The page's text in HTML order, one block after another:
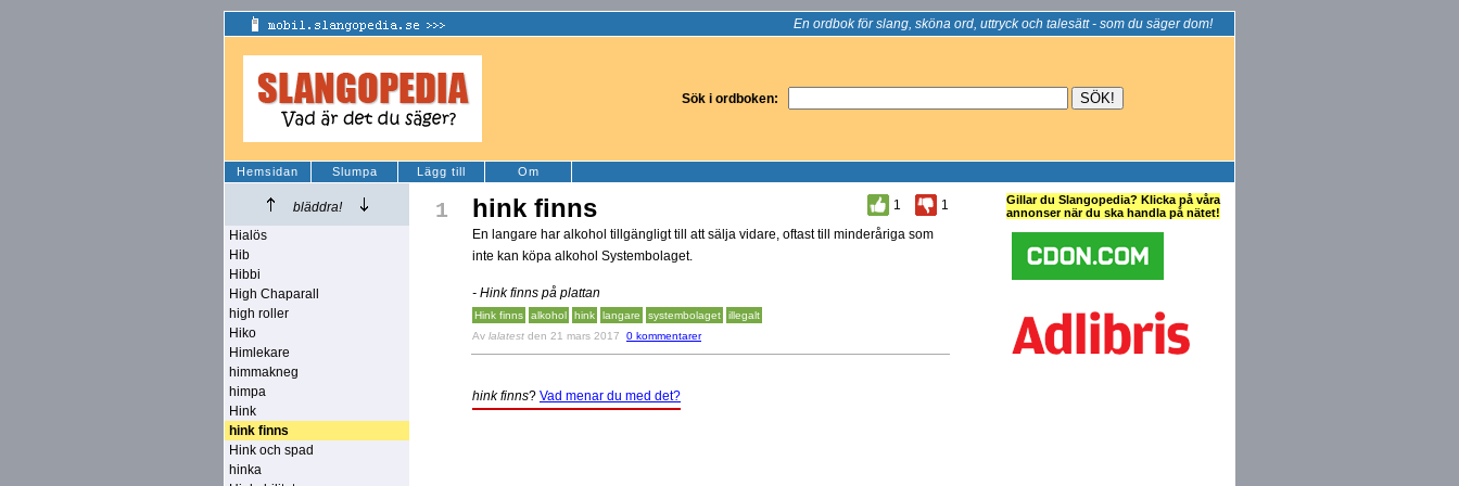
En ordbok för slang, sköna ord, uttryck och talesätt - som du säger dom!
Sök i ordboken:
Hemsidan Slumpa Lägg till Om
bläddra!
Hialös
Hib
Hibbi
High Chaparall
high roller
Hiko
Himlekare
himmakneg
himpa
Hink
hink finns
Hink och spad
hinka
1 hink finns 1
1
En langare har alkohol tillgängligt till att sälja vidare, oftast till minderåriga som
inte kan köpa alkohol Systembolaget.
- Hink finns på plattan
Hink finns alkohol hink langare systembolaget
illegalt
Av lalatest den 21 mars 2017 0 kommentarer
hink finns? Vad menar du med det?
Gillar du Slangopedia? Klicka på våra
annonser när du ska handla på nätet!